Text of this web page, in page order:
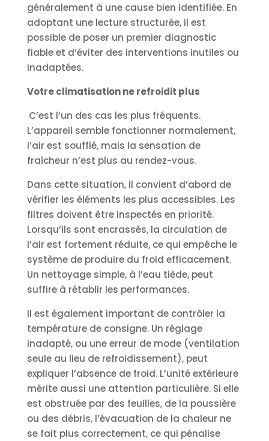
généralement à une cause bien identifiée. En
adoptant une lecture structurée, il est
possible de poser un premier diagnostic
fiable et d’éviter des interventions inutiles ou
inadaptées.
Votre climatisation ne refroidit plus
C’est l’un des cas les plus fréquents.
L’appareil semble fonctionner normalement,
l’air est soufflé, mais la sensation de
fraîcheur n’est plus au rendez-vous.
Dans cette situation, il convient d’abord de
vérifier les éléments les plus accessibles. Les
filtres doivent être inspectés en priorité.
Lorsqu’ils sont encrassés, la circulation de
l’air est fortement réduite, ce qui empêche le
système de produire du froid efficacement.
Un nettoyage simple, à l’eau tiède, peut
suffire à rétablir les performances.
Il est également important de contrôler la
température de consigne. Un réglage
inadapté, ou une erreur de mode (ventilation
seule au lieu de refroidissement), peut
expliquer l’absence de froid. L’unité extérieure
mérite aussi une attention particulière. Si elle
est obstruée par des feuilles, de la poussière
ou des débris, l’évacuation de la chaleur ne
se fait plus correctement, ce qui pénalise